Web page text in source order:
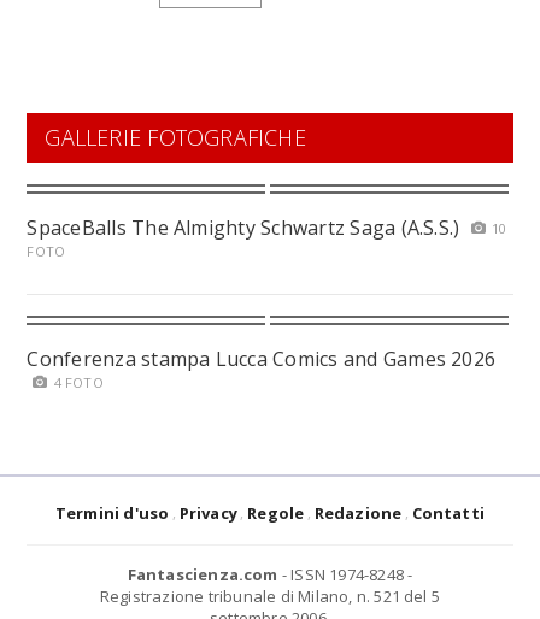
GALLERIE FOTOGRAFICHE
SpaceBalls The Almighty Schwartz Saga (A.S.S.)
10
FOTO
Conferenza stampa Lucca Comics and Games 2026
4 FOTO
Termini d'uso Privacy Regole Redazione Contatti
Fantascienza.com - ISSN 1974-8248 -
Registrazione tribunale di Milano, n. 521 del 5